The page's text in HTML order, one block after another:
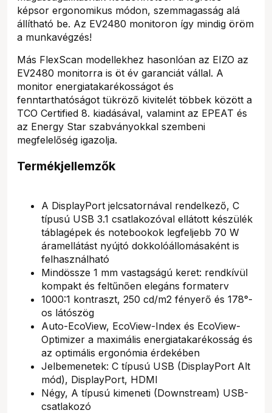
képsor ergonomikus módon, szemmagasság alá
állítható be. Az EV2480 monitoron így mindig öröm
a munkavégzés!
Más FlexScan modellekhez hasonlóan az EIZO az
EV2480 monitorra is öt év garanciát vállal. A
monitor energiatakarékosságot és
fenntarthatóságot tükröző kivitelét többek között a
TCO Certified 8. kiadásával, valamint az EPEAT és
az Energy Star szabványokkal szembeni
megfelelőség igazolja.
Termékjellemzők
A DisplayPort jelcsatornával rendelkező, C
típusú USB 3.1 csatlakozóval ellátott készülék
táblagépek és notebookok legfeljebb 70 W
áramellátást nyújtó dokkolóállomásaként is
felhasználható
Mindössze 1 mm vastagságú keret: rendkívül
kompakt és feltűnően elegáns formaterv
1000:1 kontraszt, 250 cd/m2 fényerő és 178°-
os látószög
Auto-EcoView, EcoView-Index és EcoView-
Optimizer a maximális energiatakarékosság és
az optimális ergonómia érdekében
Jelbemenetek: C típusú USB (DisplayPort Alt
mód), DisplayPort, HDMI
Négy, A típusú kimeneti (Downstream) USB-
csatlakozó